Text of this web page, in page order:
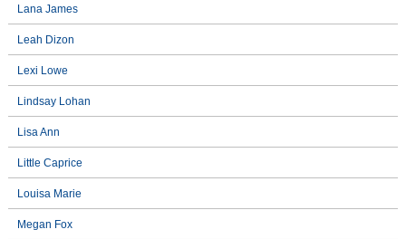
Lana James
Leah Dizon
Lexi Lowe
Lindsay Lohan
Lisa Ann
Little Caprice
Louisa Marie
Megan Fox